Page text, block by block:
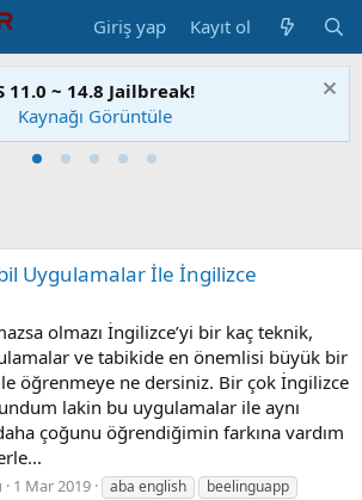
Giriş yap Kayıt ol
11.0 ~ 14.8 Jailbreak!
Kaynağı Görüntüle
Uygulamalar İle İngilizce
olmazı İngilizce’yi bir kaç teknik,
ve tabikide en önemlisi büyük bir
öğrenmeye ne dersiniz. Bir çok İngilizce
lakin bu uygulamalar ile aynı
çoğunu öğrendiğimin farkına vardım
1 Mar 2019 aba english
beelinguapp